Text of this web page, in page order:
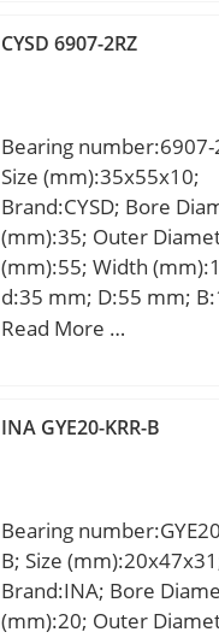
CYSD 6907-2RZ
Bearing number:6907-
Size (mm):35x55x10;
Brand:CYSD; Bore
(mm):35; Outer
(mm):55; Width
d:35 mm; D:55 mm;
mm; C:10 mm; r
kN;
Read More …
INA GYE20-KRR-B
Bearing
B; Size
Brand:INA; Bore
(mm):20; Outer